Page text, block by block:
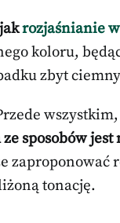
rozjaśnianie
koloru,
zbyt
sposobów jest
zaproponować
tonację.